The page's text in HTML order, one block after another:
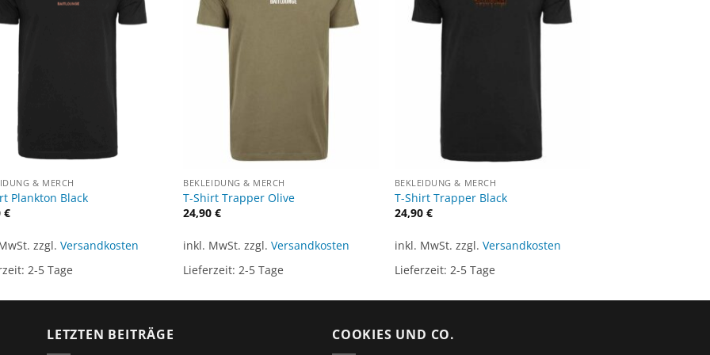
& MERCH
Plankton Black
€
zzgl.Versandkosten
2-5 Tage
BEKLEIDUNG & MERCH
T-Shirt Trapper Olive
24,90€
inkl. MwSt. zzgl.Versandkosten
Lieferzeit: 2-5 Tage
BEKLEIDUNG & MERCH
T-Shirt Trapper Black
24,90 €
inkl. MwSt. zzgl. Versandkosten
Lieferzeit: 2-5 Tage
LETZTEN BEITRÄGE COOKIES UND CO.